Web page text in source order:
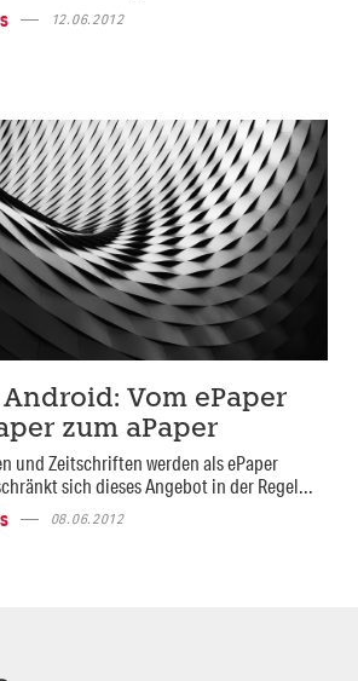
12.06.2012
Vom ePaper
zum aPaper
und Zeitschriften werden als ePaper
sich dieses Angebot in der Regel...
08.06.2012